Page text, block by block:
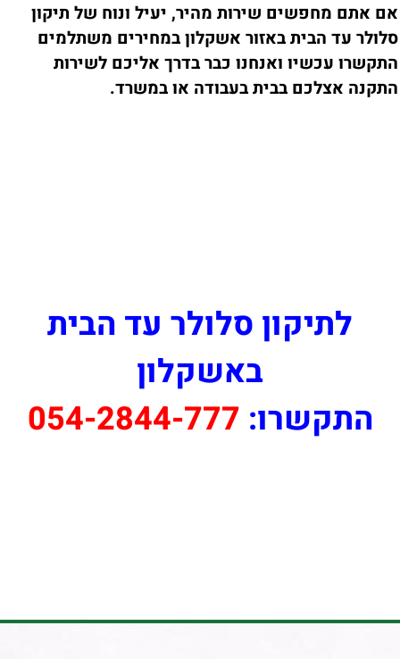
אם אתם מחפשים שירות מהיר, יעיל ונוח של תיקון
סלולר עד הבית באזור אשקלון במחירים משתלמים
התקשרו עכשיו ואנחנו כבר בדרך אליכם לשירות
התקנה אצלכם בבית בעבודה או במשרד.
לתיקון סלולר עד הבית
באשקלון
התקשרו: 054-2844-777